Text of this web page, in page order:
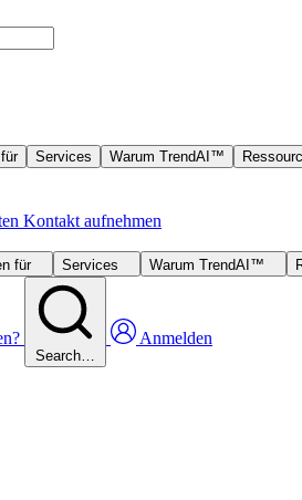
Services Warum TrendAI™
Kontakt aufnehmen
für Services Warum TrendAI™
Search…
Anmelden